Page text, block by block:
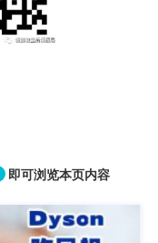
即可浏览本页内容